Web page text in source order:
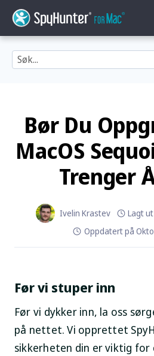
content
Bør Du
MacOS
Trenger
Ivelin Krastev Lagt
Oppdatert på
Før vi stuper inn
Før vi dykker inn, la oss
på nettet. Vi opprettet
sikkerheten din er viktig for